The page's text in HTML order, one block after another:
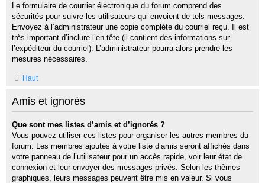
Le formulaire de courrier électronique du forum comprend des
sécurités pour suivre les utilisateurs qui envoient de tels messages.
Envoyez à l’administrateur une copie complète du courriel reçu. Il est
très important d’inclure l’en-tête (il contient des informations sur
l’expéditeur du courriel). L’administrateur pourra alors prendre les
mesures nécessaires.
Haut
Amis et ignorés
Que sont mes listes d’amis et d’ignorés ?
Vous pouvez utiliser ces listes pour organiser les autres membres du
forum. Les membres ajoutés à votre liste d’amis seront affichés dans
votre panneau de l’utilisateur pour un accès rapide, voir leur état de
connexion et leur envoyer des messages privés. Selon les thèmes
graphiques, leurs messages peuvent être mis en valeur. Si vous